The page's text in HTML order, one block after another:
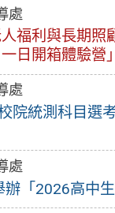
處
福利與長期照
日開箱體驗營」
處
院統測科目選
處
「2026高中生